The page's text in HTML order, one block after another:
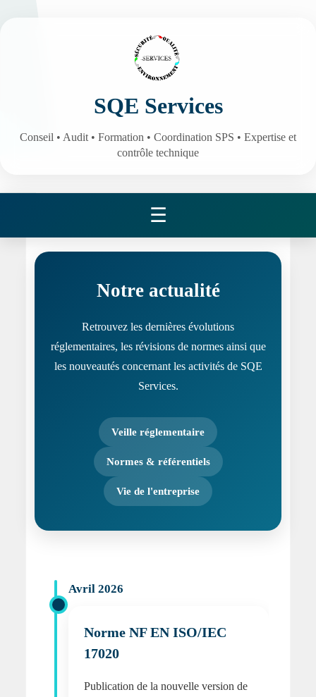
SQE Services
Conseil • Audit • Formation • Coordination SPS • Expertise et
contrôle technique
☰
Notre actualité
Retrouvez les dernières évolutions
réglementaires, les révisions de normes ainsi que
les nouveautés concernant les activités de SQE
Services.
Veille réglementaire
Normes & référentiels
Vie de l'entreprise
Avril 2026
Norme NF EN ISO/IEC
17020
Publication de la nouvelle version de